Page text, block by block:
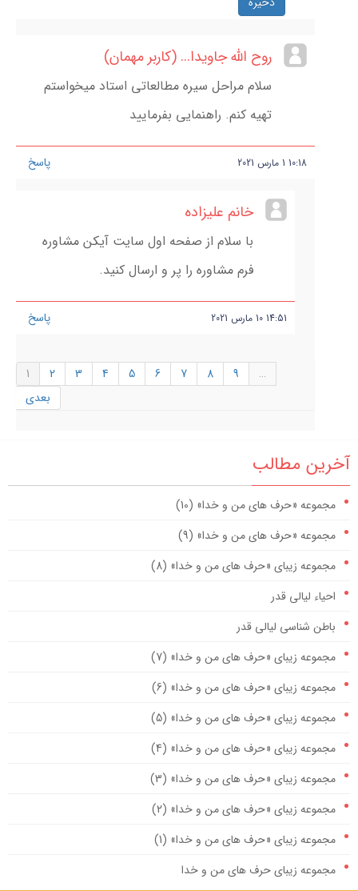
روح الله جاویدا... (کاربر مهمان)
سلام مراحل سیره مطالعاتی استاد میخواستم
تهیه کنم. راهنمایی بفرمایید
پاسخ 10:18
1 مارس 2021
خانم علیزاده
با سلام از صفحه اول سایت آیکن مشاوره
فرم مشاوره را پر و ارسال کنید.
پاسخ 14:51
10 مارس 2021
1 2 3 4 5 6 7 8 9
…
بعدی
آخرین مطالب
مجموعه «حرف های من و خدا» (10)
مجموعه «حرف های من و خدا» (9)
مجموعه زیبای «حرف های من و خدا» (8)
احیاء لیالی قدر
باطن شناسی لیالی قدر
مجموعه زیبای «حرف های من و خدا» (7)
مجموعه زیبای «حرف های من و خدا» (6)
مجموعه زیبای «حرف های من و خدا» (5)
مجموعه زیبای «حرف های من و خدا» (4)
مجموعه زیبای «حرف های من و خدا» (3)
مجموعه زیبای «حرف های من و خدا» (2)
مجموعه زیبای «حرف های من و خدا» (1)
مجموعه زیبای حرف های من و خدا